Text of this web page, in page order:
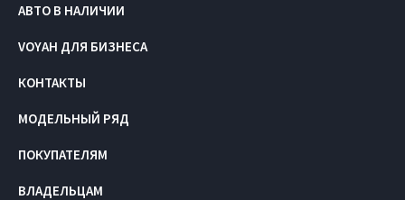
АВТО В НАЛИЧИИ
VOYAH ДЛЯ БИЗНЕСА
КОНТАКТЫ
МОДЕЛЬНЫЙ РЯД
ПОКУПАТЕЛЯМ
ВЛАДЕЛЬЦАМ